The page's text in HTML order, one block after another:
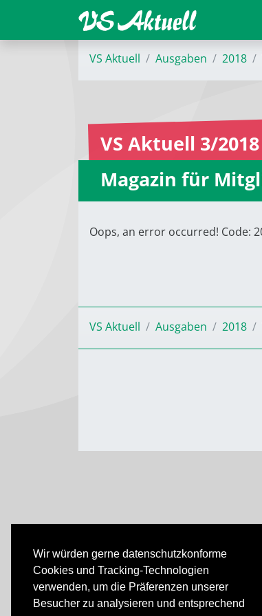
Wir würden gerne datenschutzkonforme
Cookies und Tracking-Technologien
verwenden, um die Präferenzen unserer
Besucher zu analysieren und entsprechend
VS Aktuell Ausgaben 2018
VS Aktuell 3/2018
Magazin für
Oops, an error occurred! Code:
VS Aktuell Ausgaben 2018